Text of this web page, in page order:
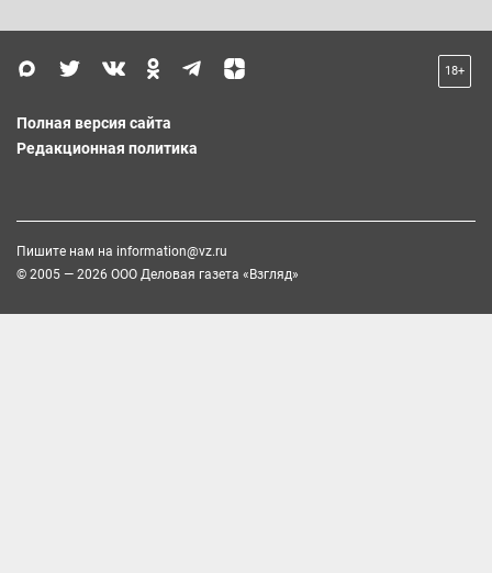
18+
Полная версия сайта
Редакционная политика
Пишите нам на information@vz.ru
© 2005 — 2026 ООО Деловая газета «Взгляд»